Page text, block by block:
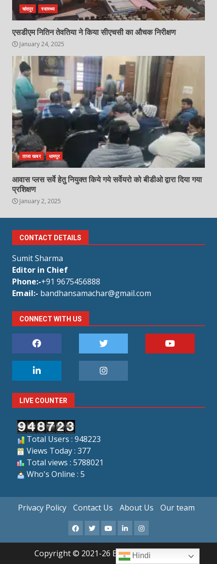
चांदपुर स्वास्थ्य
एसडीएम नितिन तेवतिया ने किया सीएचसी का औचक निरीक्षण
January 24, 2025
ताजा खबर धामपुर
आवास प्लस सर्वे हेतु नियुक्त किये गये सर्वेयरो को बीडीओ द्वारा दिया गया
प्रशिक्षण
January 2, 2025
CONTACT DETAILS
Sumit Sharma
Editor in Chief
Phone:-+91 9675456888
Email:- bandhansamachar@gmail.com
CONNECT WITH US
LIVE COUNTER
Total Users : 948223
Views Today : 377
Total views : 5788021
Who's Online : 5
Privacy Policy Contact Us About Us Our team
Facebook
X YoutubeLinkedInInstagram
Copyright © 2021-26 Bandhan Samachar
Hindi